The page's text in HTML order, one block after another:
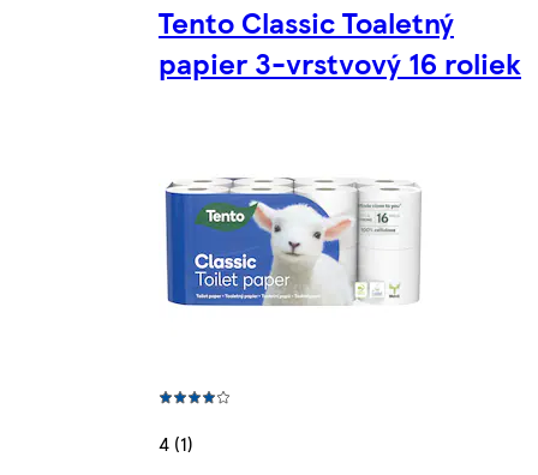
Tento Classic Toaletný
papier 3-vrstvový 16 roliek
4 (1)